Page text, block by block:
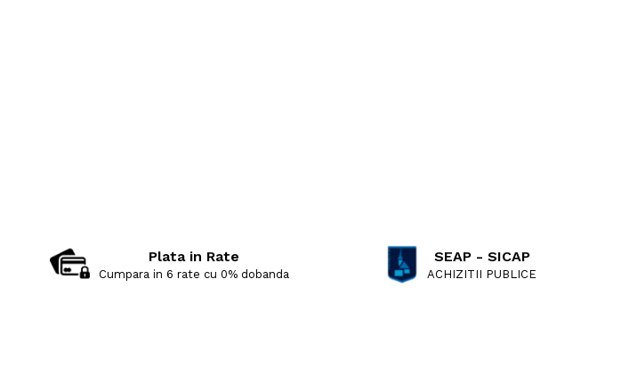
Plata in Rate
Cumpara in 6 rate cu 0% dobanda
SEAP - SICAP
ACHIZITII PUBLICE